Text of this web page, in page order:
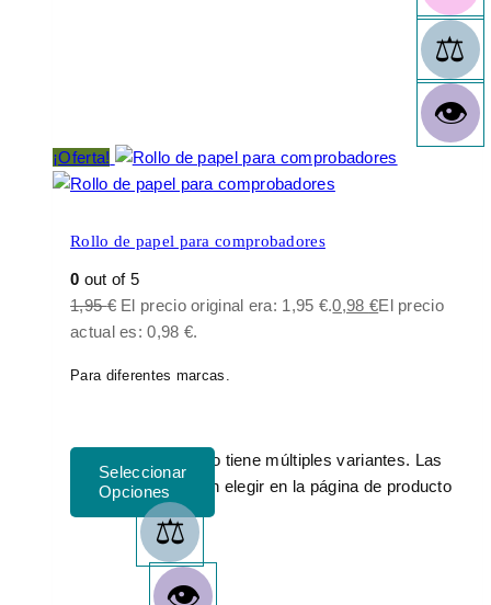
¡Oferta!
Rollo de papel para comprobadores
0 out of 5
1,95€ El precio original era: 1,95 €.0,98 €El precio
actual es: 0,98 €.
Para diferentes marcas.
Este producto tiene múltiples variantes. Las
opciones se pueden elegir en la página de producto